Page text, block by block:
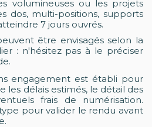
volumineuses ou les projets
dos, multi-positions, supports
7 jours ouvrés.
être envisagés selon la
: n'hésitez pas à le préciser
engagement est établi pour
les délais estimés, le détail des
frais de numérisation.
pour valider le rendu avant